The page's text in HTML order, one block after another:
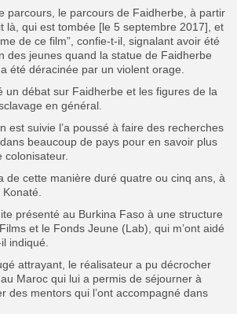
parcours, le parcours de Faidherbe, à partir
là, qui est tombée [le 5 septembre 2017], et
de ce film”, confie-t-il, signalant avoir été
des jeunes quand la statue de Faidherbe
été déracinée par un violent orage.
un débat sur Faidherbe et les figures de la
en général.
est suivie l’a poussé à faire des recherches
beaucoup de pays pour en savoir plus
colonisateur.
de cette manière duré quatre ou cinq ans, à
présenté au Burkina Faso à une structure
et le Fonds Jeune (Lab), qui m’ont aidé
indiqué.
attrayant, le réalisateur a pu décrocher
Maroc qui lui a permis de séjourner à
des mentors qui l’ont accompagné dans